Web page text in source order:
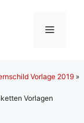
Menü
Vorlage 2019 »
Vorlagen